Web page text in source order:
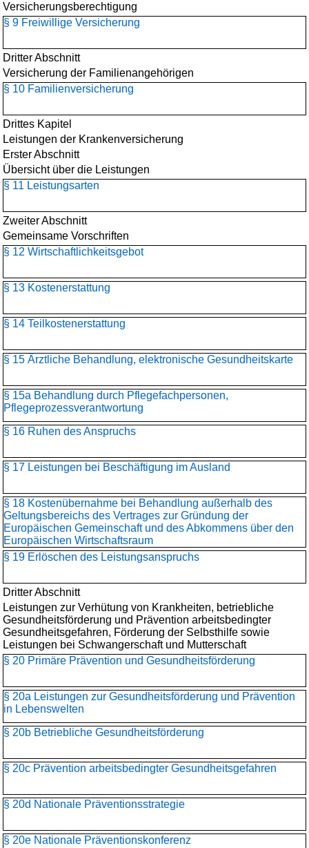
Versicherungsberechtigung
§ 9 Freiwillige Versicherung
Dritter Abschnitt
Versicherung der Familienangehörigen
§ 10 Familienversicherung
Drittes Kapitel
Leistungen der Krankenversicherung
Erster Abschnitt
Übersicht über die Leistungen
§ 11 Leistungsarten
Zweiter Abschnitt
Gemeinsame Vorschriften
§ 12 Wirtschaftlichkeitsgebot
§ 13 Kostenerstattung
§ 14 Teilkostenerstattung
§ 15 Ärztliche Behandlung, elektronische Gesundheitskarte
§ 15a Behandlung durch Pflegefachpersonen,
Pflegeprozessverantwortung
§ 16 Ruhen des Anspruchs
§ 17 Leistungen bei Beschäftigung im Ausland
§ 18 Kostenübernahme bei Behandlung außerhalb des
Geltungsbereichs des Vertrages zur Gründung der
Europäischen Gemeinschaft und des Abkommens über den
Europäischen Wirtschaftsraum
§ 19 Erlöschen des Leistungsanspruchs
Dritter Abschnitt
Leistungen zur Verhütung von Krankheiten, betriebliche
Gesundheitsförderung und Prävention arbeitsbedingter
Gesundheitsgefahren, Förderung der Selbsthilfe sowie
Leistungen bei Schwangerschaft und Mutterschaft
§ 20 Primäre Prävention und Gesundheitsförderung
§ 20a Leistungen zur Gesundheitsförderung und Prävention
in Lebenswelten
§ 20b Betriebliche Gesundheitsförderung
§ 20c Prävention arbeitsbedingter Gesundheitsgefahren
§ 20d Nationale Präventionsstrategie
§ 20e Nationale Präventionskonferenz